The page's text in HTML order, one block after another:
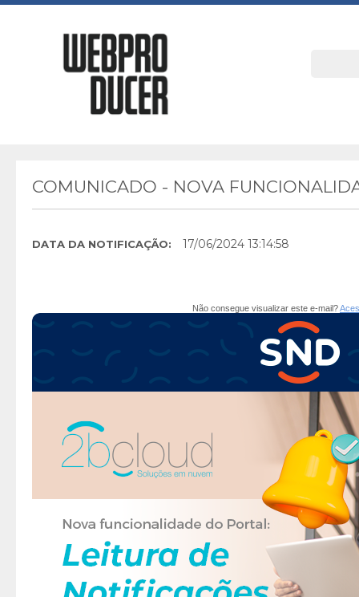
COMUNICADO - NOVA
DATA DA NOTIFICAÇÃO: 17/06/2024 13:14:58
Não consegue visualizar este e-mail?